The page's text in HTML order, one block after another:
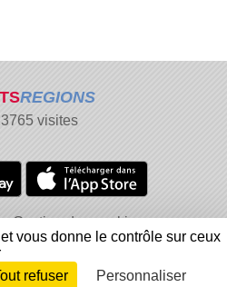
REGIONS
visites
Gestion des cookies
un contenu inapproprié
Connexion
vous donne le contrôle sur ceux
refuser Personnaliser